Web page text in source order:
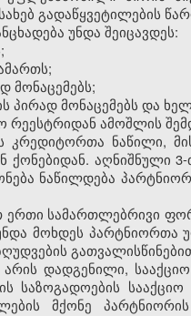
გადაწყვეტილების
უნდა შეიცავდეს:
მონაცემებს;
პირად მონაცემებს და
რეესტრიდან ამოშლის
კრედიტორთა ნაწილი,
ქონებიდან. აღნიშნული
ნაწილდება
ერთი სამართლებრივი
უნდა მოხდეს
დადგენილი,
საზოგადოების
მქონე